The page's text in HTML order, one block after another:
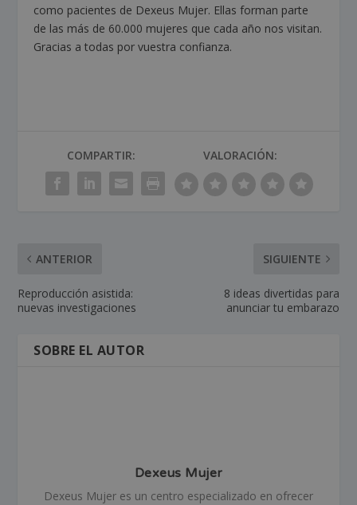
como pacientes de Dexeus Mujer. Ellas forman parte
de las más de 60.000 mujeres que cada año nos visitan.
Gracias a todas por vuestra confianza.
COMPARTIR: VALORACIÓN:
ANTERIOR
Reproducción asistida:
nuevas investigaciones
SIGUIENTE
8 ideas divertidas para
anunciar tu embarazo
SOBRE EL AUTOR
Dexeus Mujer
Dexeus Mujer es un centro especializado en ofrecer